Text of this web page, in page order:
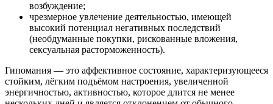
возбуждение;
чрезмерное увлечение деятельностью, имеющей
высокий потенциал негативных последствий
(необдуманные покупки, рискованные вложения,
сексуальная расторможенность).
Гипомания — это аффективное состояние, характеризующееся
стойким, лёгким подъёмом настроения, увеличенной
энергичностью, активностью, которое длится не менее